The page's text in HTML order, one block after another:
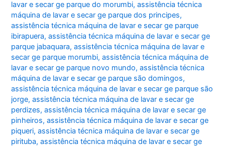
lavar e secar ge parque do morumbi,assistência técnica
máquina de lavar e secar ge parque dos principes,
assistência técnica máquina de lavar e secar ge parque
ibirapuera,assistência técnica máquina de lavar e secar ge
parque jabaquara,assistência técnica máquina de lavar e
secar ge parque morumbi,assistência técnica máquina de
lavar e secar ge parque novo mundo,assistência técnica
máquina de lavar e secar ge parque são domingos,
assistência técnica máquina de lavar e secar ge parque são
jorge,assistência técnica máquina de lavar e secar ge
perdizes,assistência técnica máquina de lavar e secar ge
pinheiros,assistência técnica máquina de lavar e secar ge
piqueri,assistência técnica máquina de lavar e secar ge
pirituba,assistência técnica máquina de lavar e secar ge